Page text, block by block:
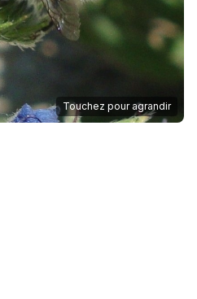
Touchez pour agrandir